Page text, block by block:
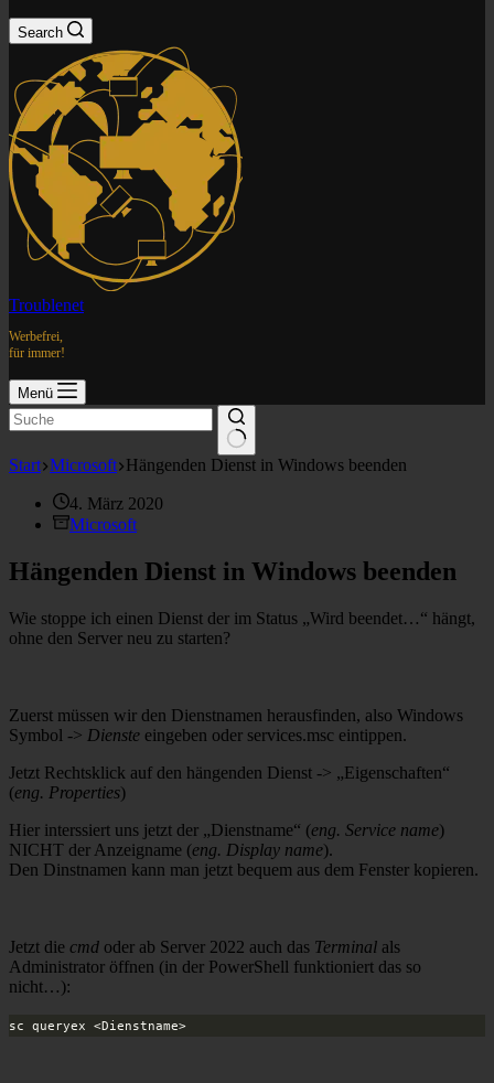
Search
Troublenet
Werbefrei,
für immer!
Menü
Start Microsoft Hängenden Dienst in Windows beenden
4. März 2020
Microsoft
Hängenden Dienst in Windows beenden
Wie stoppe ich einen Dienst der im Status „Wird beendet…“ hängt,
ohne den Server neu zu starten?
Zuerst müssen wir den Dienstnamen herausfinden, also Windows
Symbol -> Dienste eingeben oder services.msc eintippen.
Jetzt Rechtsklick auf den hängenden Dienst -> „Eigenschaften“
(eng. Properties)
Hier interssiert uns jetzt der „Dienstname“ (eng. Service name)
NICHT der Anzeigname (eng. Display name).
Den Dinstnamen kann man jetzt bequem aus dem Fenster kopieren.
Jetzt die cmd oder ab Server 2022 auch das Terminal als
Administrator öffnen (in der PowerShell funktioniert das so
nicht…):
sc queryex <Dienstname>